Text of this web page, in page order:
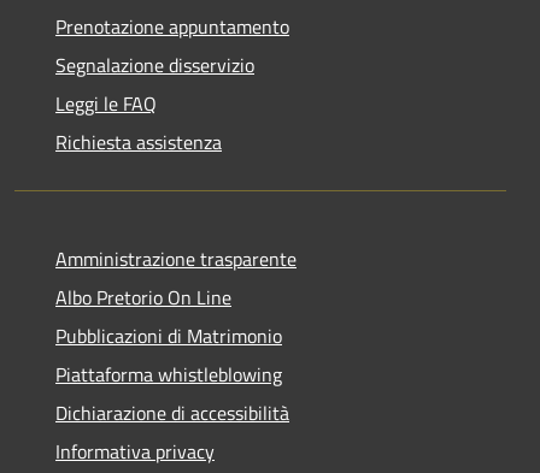
Prenotazione appuntamento
Segnalazione disservizio
Leggi le FAQ
Richiesta assistenza
Amministrazione trasparente
Albo Pretorio On Line
Pubblicazioni di Matrimonio
Piattaforma whistleblowing
Dichiarazione di accessibilità
Informativa privacy